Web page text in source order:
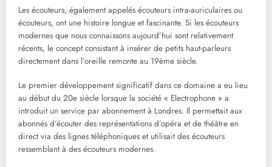
Les écouteurs, également appelés écouteurs intra-auriculaires ou
écouteurs, ont une histoire longue et fascinante. Si les écouteurs
modernes que nous connaissons aujourd’hui sont relativement
récents, le concept consistant à insérer de petits haut-parleurs
directement dans l’oreille remonte au 19ème siècle.
Le premier développement significatif dans ce domaine a eu lieu
au début du 20e siècle lorsque la société « Electrophone » a
introduit un service par abonnement à Londres. Il permettait aux
abonnés d’écouter des représentations d’opéra et de théâtre en
direct via des lignes téléphoniques et utilisait des écouteurs
ressemblant à des écouteurs modernes.